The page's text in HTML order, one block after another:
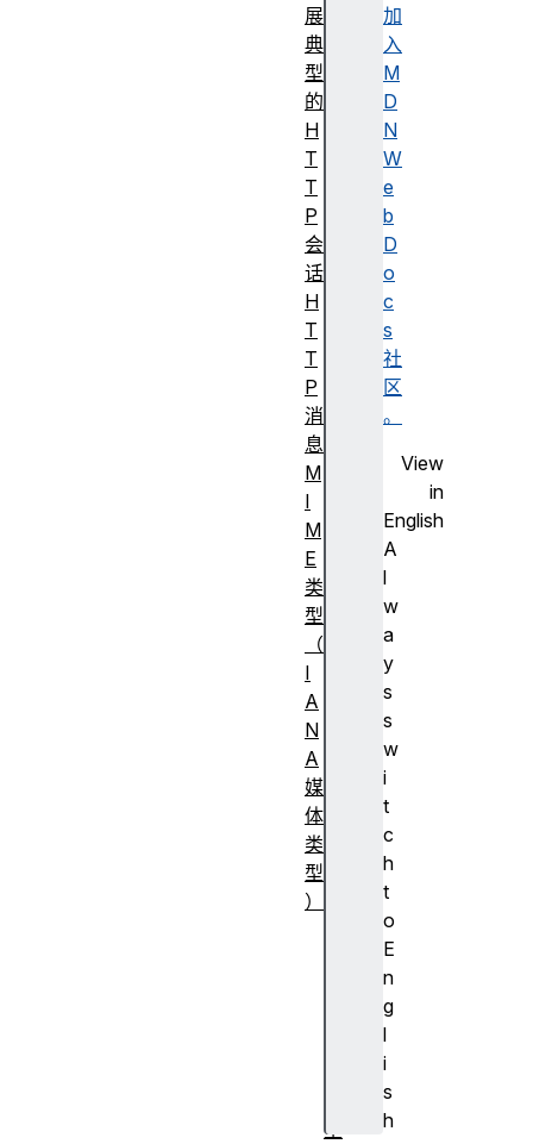
加
入
M
D
N
W
e
b
D
o
c
s
社
区
。
View
in
English
A
l
w
a
y
s
s
w
i
t
c
h
t
o
E
n
g
l
i
s
h
展
典
型
的
H
T
T
P
会
话
H
T
T
P
消
息
M
I
M
E
类
型
（
I
A
N
A
媒
体
类
型
）
型